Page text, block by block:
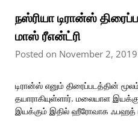
நஸ்ரியா டிரான்ஸ்
மாஸ் ரீஎன்ட்ரி
Posted on November 2, 2019
டிரான்ஸ் எனும் திரைப்படத்தின்
தயாராகியுள்ளார். மலையாள
இயக்கும் இதில் ஹீரோவாக ஃபஹத்